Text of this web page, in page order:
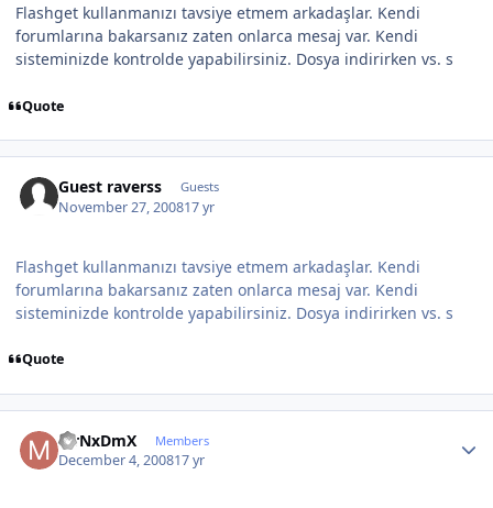
Flashget kullanmanızı tavsiye etmem arkadaşlar. Kendi
forumlarına bakarsanız zaten onlarca mesaj var. Kendi
sisteminizde kontrolde yapabilirsiniz. Dosya indirirken vs. s
Quote
Guest raverss Guests
November 27, 200817 yr
Flashget kullanmanızı tavsiye etmem arkadaşlar. Kendi
forumlarına bakarsanız zaten onlarca mesaj var. Kendi
sisteminizde kontrolde yapabilirsiniz. Dosya indirirken vs. s
Quote
MrNxDmX Members
December 4, 200817 yr